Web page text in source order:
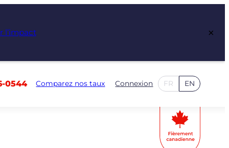
l’impact ×
0544 Comparez nos taux Connexion FR EN